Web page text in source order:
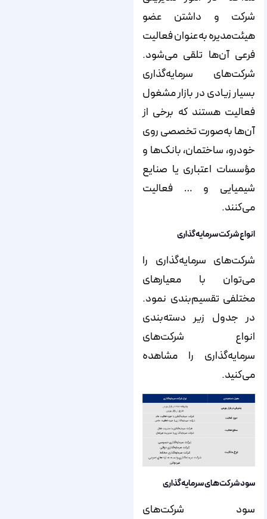
شرکت و داشتن عضو
هیئت‌مدیره به‌عنوان فعالیت
فرعی آن‌‌‌‌‌‌ها تلقی می‌‌‌‌‌‌شود.
شرکت‌های سرمایه‌گذاری
بسیار زیادی در بازار مشغول
فعالیت هستند که برخی از
آن‌ها به‌صورت تخصصی روی
خودرو، ساختمان، بانک‌ها و
مؤسسات اعتباری یا صنایع
شیمیایی و … فعالیت
می‌کنند.
انواع شرکت سرمایه‌گذاری
شرکت‌های سرمایه‌گذاری را
می‌توان با معیارهای
مختلفی تقسیم‌‌‌‌‌‌بندی نمود.
در جدول زیر دسته‌بندی
انواع شرکت‌های
سرمایه‌گذاری را مشاهده
می‌کنید.
سود شرکت‌های سرمایه‌گذاری
سود شرکت‌های